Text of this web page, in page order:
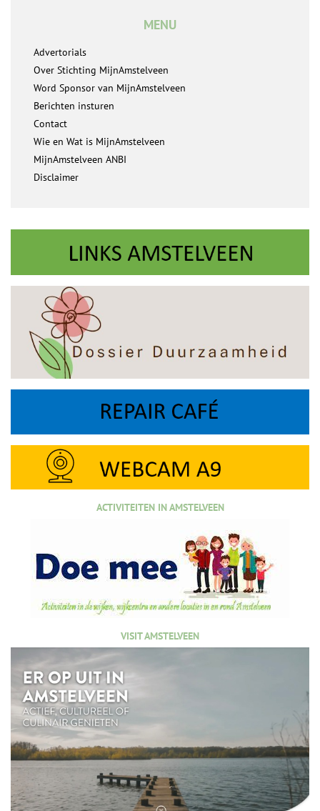
MENU
Advertorials
Over Stichting MijnAmstelveen
Word Sponsor van MijnAmstelveen
Berichten insturen
Contact
Wie en Wat is MijnAmstelveen
MijnAmstelveen ANBI
Disclaimer
ACTIVITEITEN IN AMSTELVEEN
VISIT AMSTELVEEN